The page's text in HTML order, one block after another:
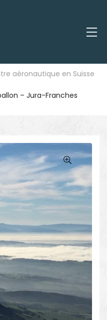
aéronautique en Suisse
– Jura-Franches
🔍